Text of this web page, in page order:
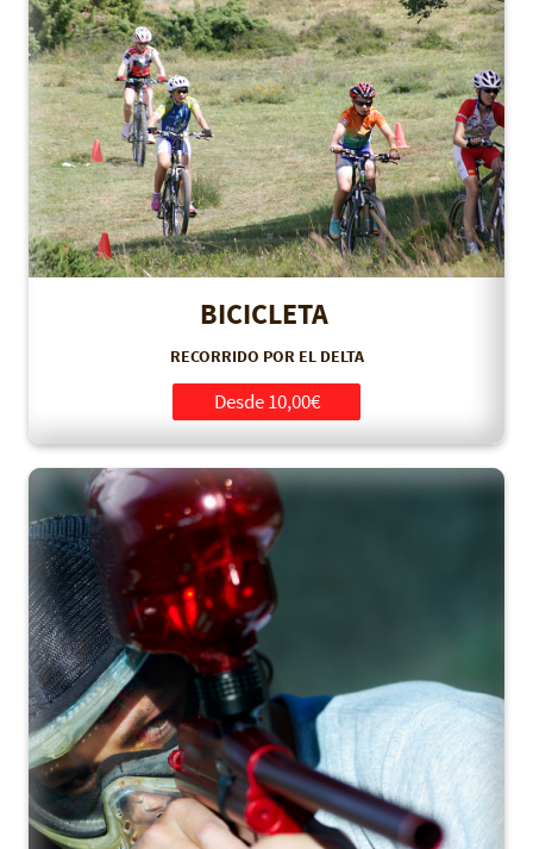
BICICLETA
RECORRIDO POR EL DELTA
Desde 10,00€